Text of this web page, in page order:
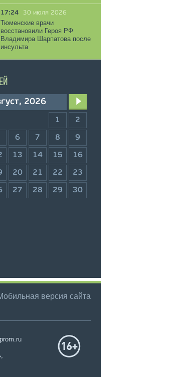
17:24 30 июля 2026
Тюменские врачи
восстановили Героя РФ
Владимира Шарпатова после
инсульта
2026
1 2
6 7 8 9
13 14 15 16
20 21 22 23
27 28 29 30
версия сайта